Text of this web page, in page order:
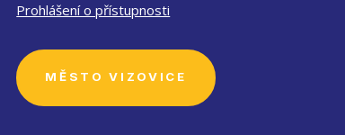
Prohlášení o přístupnosti
MĚSTO VIZOVICE